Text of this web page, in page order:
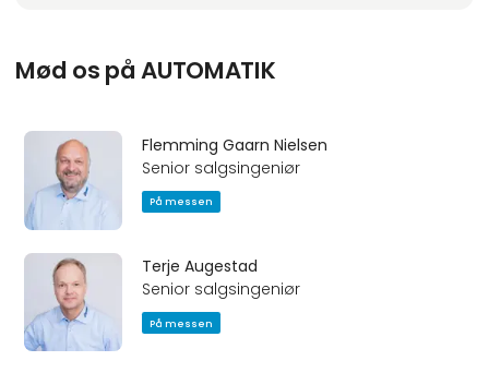
Mød os på AUTOMATIK
Flemming Gaarn Nielsen
Senior salgsingeniør
På messen
Terje Augestad
Senior salgsingeniør
På messen